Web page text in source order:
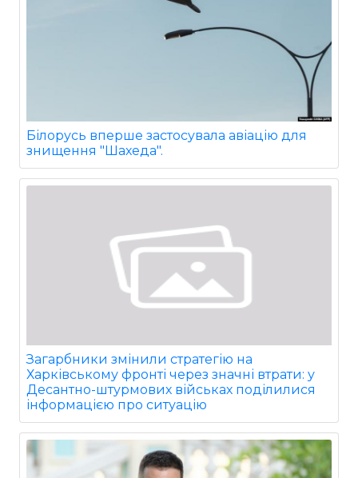
Білорусь вперше застосувала авіацію для
знищення "Шахеда".
Загарбники змінили стратегію на
Харківському фронті через значні втрати: у
Десантно-штурмових військах поділилися
інформацією про ситуацію